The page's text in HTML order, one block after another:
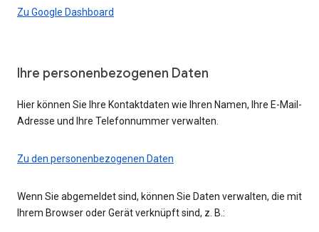
Zu Google Dashboard
Ihre personenbezogenen Daten
Hier können Sie Ihre Kontaktdaten wie Ihren Namen, Ihre E-Mail-
Adresse und Ihre Telefonnummer verwalten.
Zu den personenbezogenen Daten
Wenn Sie abgemeldet sind, können Sie Daten verwalten, die mit
Ihrem Browser oder Gerät verknüpft sind, z. B.: